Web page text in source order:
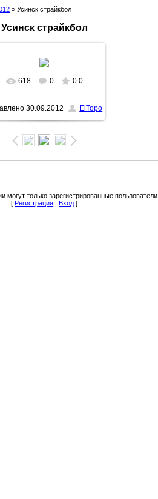
» Усинск страйкбол
Усинск страйкбол
618 0 0.0
30.09.2012 ElTopo
могут только зарегистрированные пользователи.
[Регистрация |Вход ]